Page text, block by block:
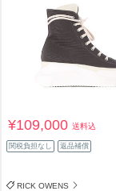
¥109,000送料込
関税負担なし 返品補償
RICK OWENS